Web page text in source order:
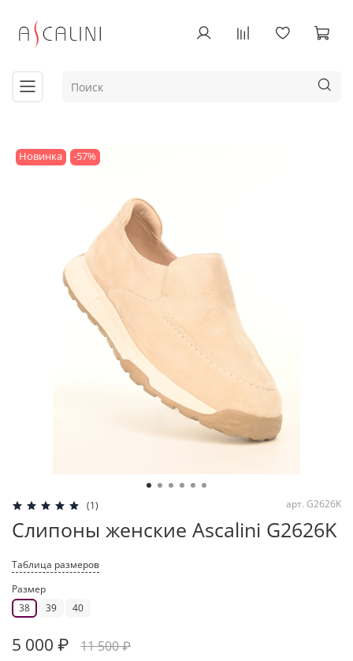
Новинка -57%
(1) арт. G2626K
Слипоны женские Ascalini G2626K
Таблица размеров
Размер
38
39 40
5 000 ₽ 11 500 ₽